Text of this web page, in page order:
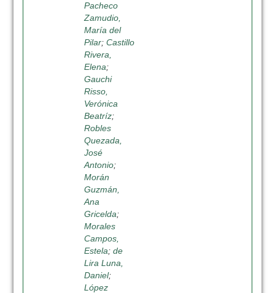
Pacheco
Zamudio,
María del
Pilar; Castillo
Rivera,
Elena;
Gauchi
Risso,
Verónica
Beatríz;
Robles
Quezada,
José
Antonio;
Morán
Guzmán,
Ana
Gricelda;
Morales
Campos,
Estela; de
Lira Luna,
Daniel;
López